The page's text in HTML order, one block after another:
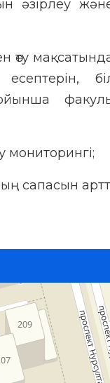
әзірлеу
өту
есептерін,
мониторингі;
сапасын